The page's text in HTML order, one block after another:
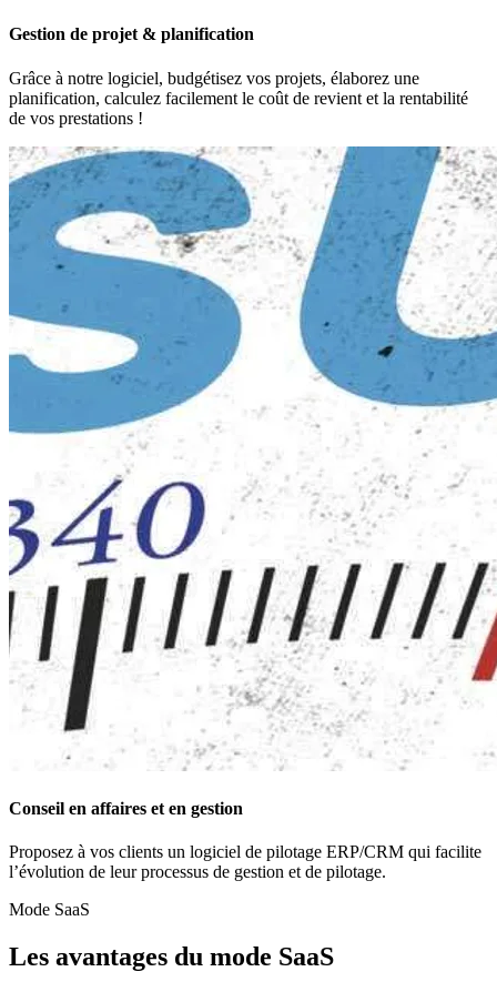
Gestion de projet & planification
Grâce à notre logiciel, budgétisez vos projets, élaborez une
planification, calculez facilement le coût de revient et la rentabilité
de vos prestations !
Conseil en affaires et en gestion
Proposez à vos clients un logiciel de pilotage ERP/CRM qui facilite
l’évolution de leur processus de gestion et de pilotage.
Mode SaaS
Les avantages du mode SaaS